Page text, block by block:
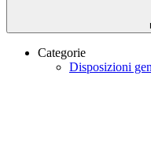
Categorie
Disposizioni